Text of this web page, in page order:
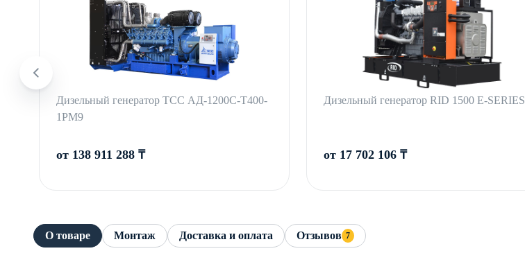
Дизельный генератор ТСС АД-1200С-Т400-
1РМ9
от 138 911 288 ₸
Дизельный генератор RID 1500 E-SERIES
от 17 702 106 ₸
О товаре Монтаж Доставка и оплата Отзывов 7